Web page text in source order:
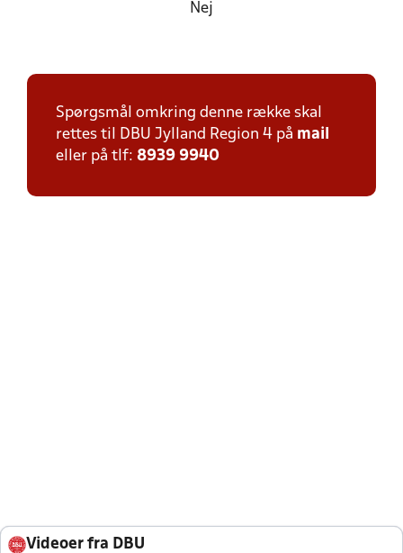
Nej
Spørgsmål omkring denne række skal
rettes til DBU Jylland Region 4 på mail
eller på tlf: 8939 9940
Videoer fra DBU